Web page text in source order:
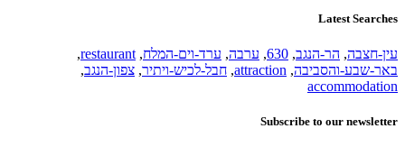
Latest Searches
עין-חצבה, הר-הנגב,
630
, ערבה, ערד-וים-המלח,
restaurant
,
באר-שבע-והסביבה,
attraction
, חבל-לכיש-ויתיר, צפון-הנגב,
accommodation
Subscribe to our newsletter